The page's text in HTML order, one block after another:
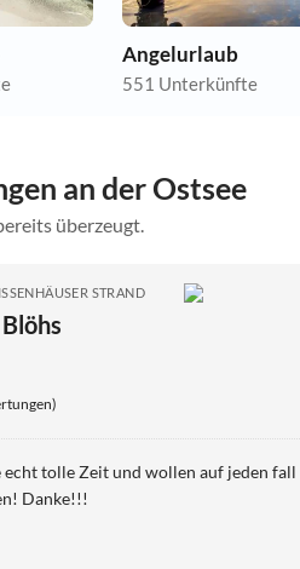
Angelurlaub
551 Unterkünfte
an der Ostsee
überzeugt.
STRAND
tolle Zeit und wollen auf jeden fall
Danke!!!